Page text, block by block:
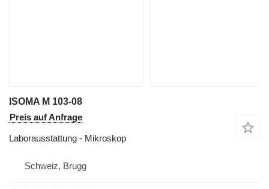
ISOMA M 103-08
Preis auf Anfrage
Laborausstattung - Mikroskop
Schweiz, Brugg